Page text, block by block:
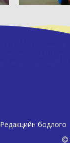
Редакцийн бодлого